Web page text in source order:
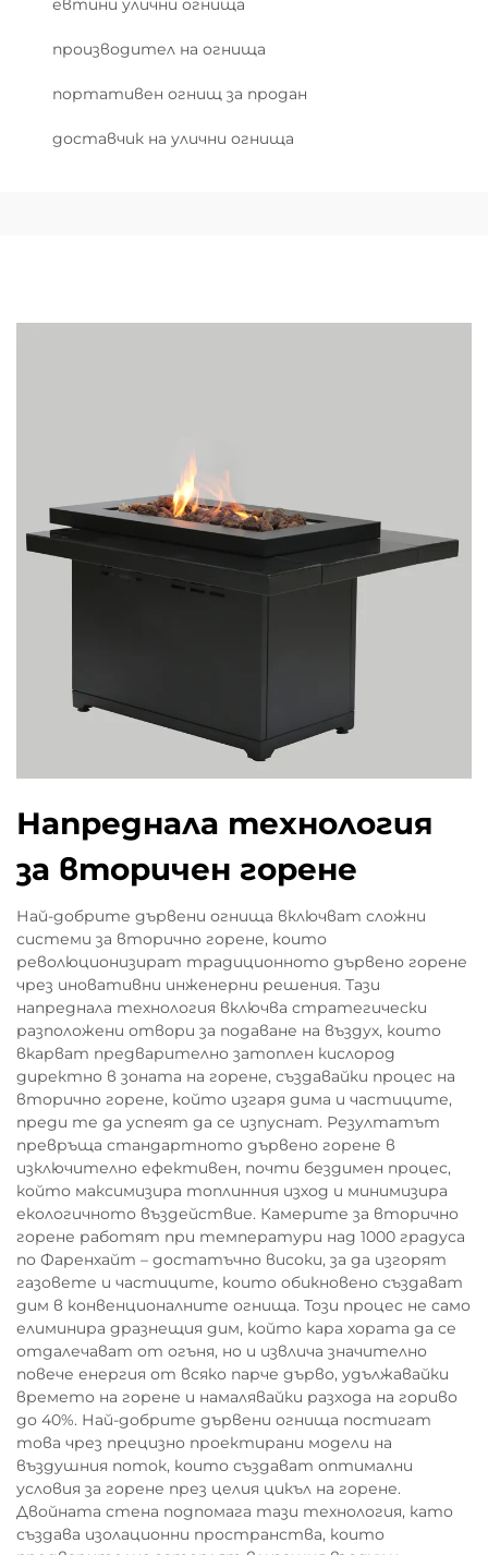
евтини улични огнища
производител на огнища
портативен огнищ за продан
доставчик на улични огнища
Напреднала технология
за вторичен горене
Най-добрите дървени огнища включват сложни
системи за вторично горене, които
революционизират традиционното дървено горене
чрез иновативни инженерни решения. Тази
напреднала технология включва стратегически
разположени отвори за подаване на въздух, които
вкарват предварително затоплен кислород
директно в зоната на горене, създавайки процес на
вторично горене, който изгаря дима и частиците,
преди те да успеят да се изпуснат. Резултатът
превръща стандартното дървено горене в
изключително ефективен, почти бездимен процес,
който максимизира топлинния изход и минимизира
екологичното въздействие. Камерите за вторично
горене работят при температури над 1000 градуса
по Фаренхайт – достатъчно високи, за да изгорят
газовете и частиците, които обикновено създават
дим в конвенционалните огнища. Този процес не само
елиминира дразнещия дим, който кара хората да се
отдалечават от огъня, но и извлича значително
повече енергия от всяко парче дърво, удължавайки
времето на горене и намалявайки разхода на гориво
до 40%. Най-добрите дървени огнища постигат
това чрез прецизно проектирани модели на
въздушния поток, които създават оптимални
условия за горене през целия цикъл на горене.
Двойната стена подпомага тази технология, като
създава изолационни пространства, които